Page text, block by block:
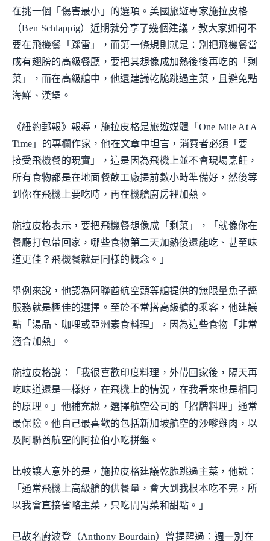
在挑一個「傷害最小」的選項。美國旅遊專家施拉皮格
（Ben Schlappig）近期就分享了幾個建議，教大家如何不
要在飛機餐「踩雷」，而第一條規則就是：別把飛機餐當
成有翅膀的高級餐廳，要把其想像成加熱後後再吃的「剩
菜」，而在高級艙中，他還建議乾脆跳過主菜，且避免點
海鮮、漢堡。
《紐約郵報》報導，施拉皮格是旅遊媒體「One Mile At A
Time」的專欄作家，他在文章中坦言，消費者必須「要
接受飛機餐的現實」，這是因為飛機上並不會現場烹飪，
所有食物都是在地面餐飲工廠提前數小時準備好，然後等
到你在飛機上要吃時，再在機艙廚房裡加熱。
施拉皮格表示，要把飛機餐想像成「剩菜」，「就像你在
餐廳打包帶回家，哪些食物第二天加熱後還能吃、甚至味
道更佳？飛機餐就是同樣的概念。」
舉例來說，他認為阿聯酋航空頭等艙提供的無限量魚子醬
服務就是極佳的選擇。至於不常搭高級艙的乘客，他建議
點「湯品、咖哩或亞洲素食料理」，因為這些食物「非常
適合加熱」。
施拉皮格說：「我很喜歡印度料理，外帶回家後，隔天再
吃味道還是一樣好，在飛機上的情況，在我看來也是相同
的原理。」他補充說，選擇航空公司的「招牌料理」通常
最保險。他自己最喜歡的包括新加坡航空的沙嗲雞肉，以
及阿聯酋航空的阿拉伯小吃拼盤。
比較讓人意外的是，施拉皮格建議乾脆跳過主菜，他說：
「通常飛機上高級艙的供餐量，會大到我根本吃不完，所
以我會直接省略主菜，只吃開胃菜和甜點。」
已故名廚波登（Anthony Bourdain）曾提醒過：週一別在